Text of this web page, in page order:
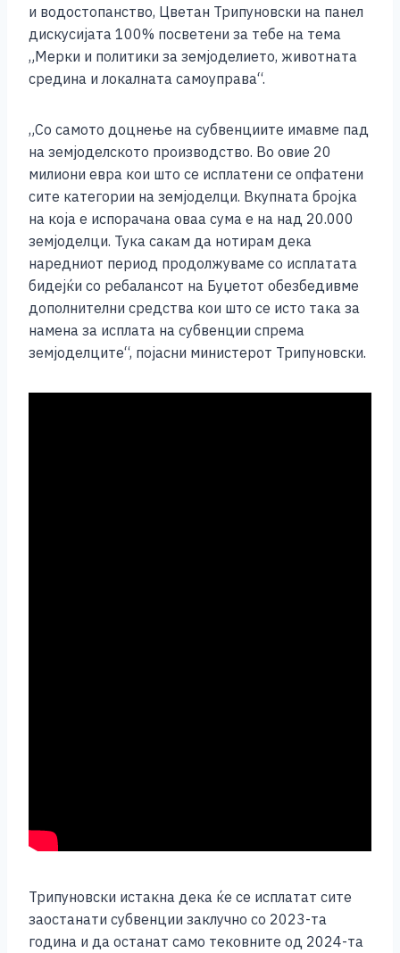
и водостопанство, Цветан Трипуновски на панел
дискусијата 100% посветени за тебе на тема
„Мерки и политики за земјоделието, животната
средина и локалната самоуправа“.
„Со самото доцнење на субвенциите имавме пад
на земјоделското производство. Во овие 20
милиони евра кои што се исплатени се опфатени
сите категории на земјоделци. Вкупната бројка
на која е испорачана оваа сума е на над 20.000
земјоделци. Тука сакам да нотирам дека
наредниот период продолжуваме со исплатата
бидејќи со ребалансот на Буџетот обезбедивме
дополнителни средства кои што се исто така за
намена за исплата на субвенции спрема
земјоделците“, појасни министерот Трипуновски.
Трипуновски истакна дека ќе се исплатат сите
заостанати субвенции заклучно со 2023-та
година и да останат само тековните од 2024-та